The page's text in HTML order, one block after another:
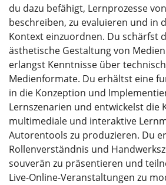
du dazu befähigt, Lernprozesse
beschreiben, zu evaluieren und in
Kontext einzuordnen. Du schärfst
ästhetische Gestaltung von
erlangst Kenntnisse über
Medienformate. Du erhältst eine
in die Konzeption und
Lernszenarien und entwickelst die
multimediale und interaktive
Autorentools zu produzieren. Du
Rollenverständnis und
souverän zu präsentieren und
Live-Online-Veranstaltungen zu